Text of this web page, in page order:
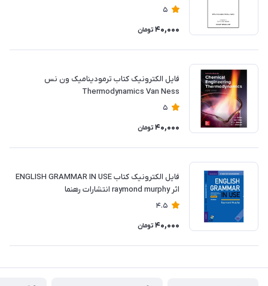
5
40,000 تومان
فایل الکترونیک کتاب ترمودینامیک ون نس
Thermodynamics Van Ness
5
40,000 تومان
فایل الکترونیک کتاب ENGLISH GRAMMAR IN USE
اثر raymond murphy انتشارات رهنما
4.5
40,000 تومان